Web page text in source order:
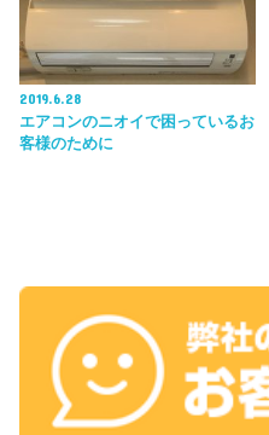
2019.6.28
エアコンのニオイで困っているお
客様のために